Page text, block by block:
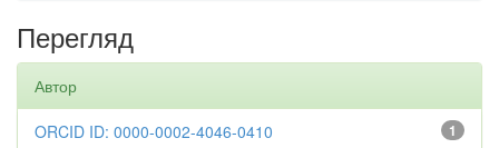
Перегляд
Автор
1
ORCID ID: 0000-0002-4046-0410